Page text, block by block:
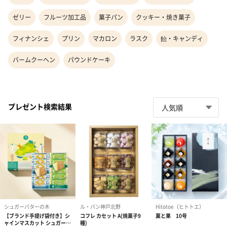
ゼリー フルーツ加工品 菓子パン クッキー・焼き菓子
フィナンシェ プリン マカロン ラスク 飴・キャンディ
バームクーヘン パウンドケーキ
プレゼント検索結果